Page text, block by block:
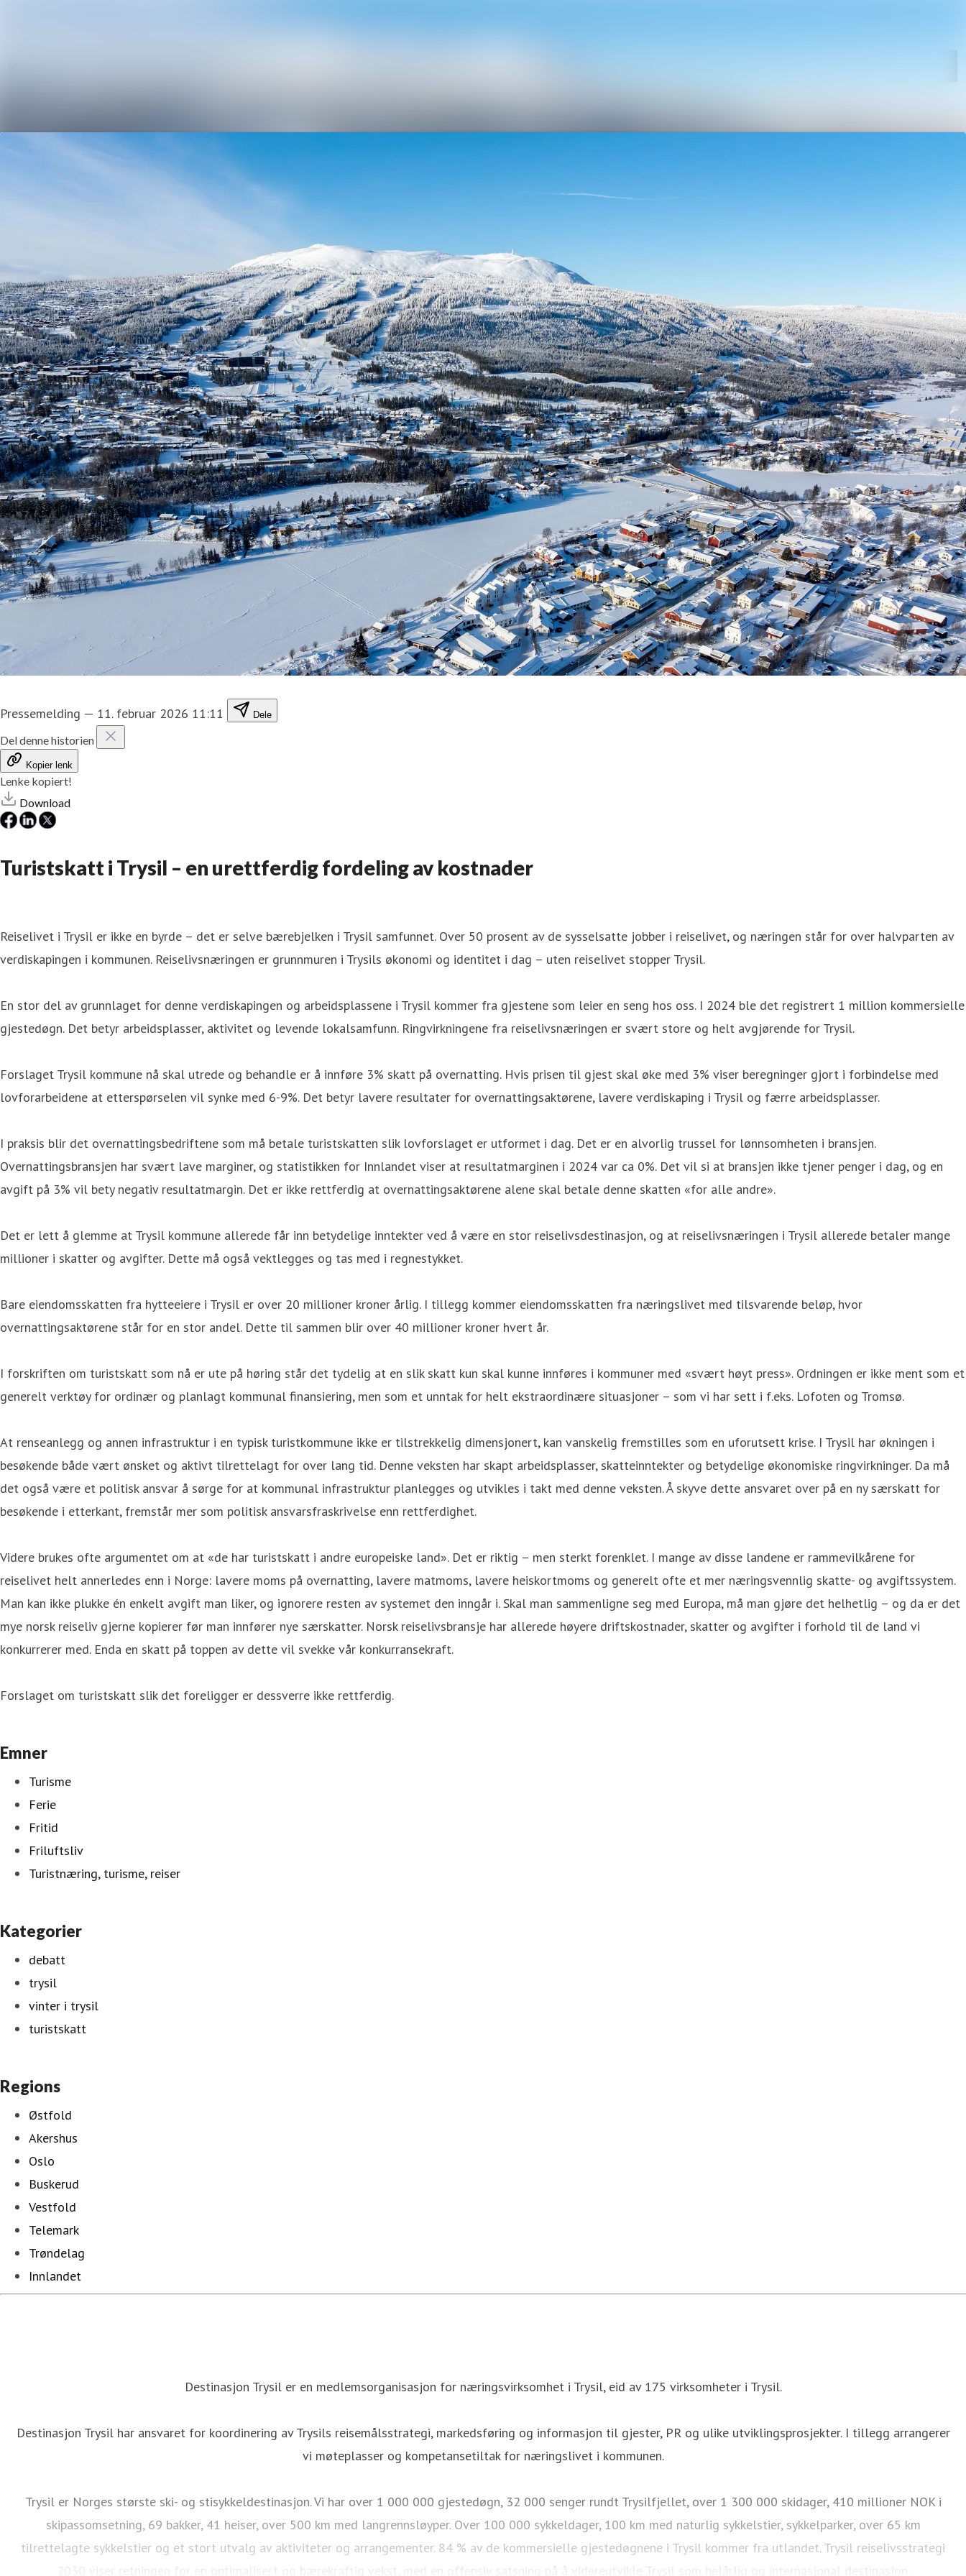
Pressemelding — 11. februar 2026 11:11 Dele
Del denne historien
Kopier lenk
Lenke kopiert!
Download
Turistskatt i Trysil – en urettferdig fordeling av kostnader
Reiselivet i Trysil er ikke en byrde – det er selve bærebjelken i Trysil samfunnet. Over 50 prosent av de sysselsatte jobber i reiselivet, og næringen står for over halvparten av
verdiskapingen i kommunen. Reiselivsnæringen er grunnmuren i Trysils økonomi og identitet i dag – uten reiselivet stopper Trysil.
En stor del av grunnlaget for denne verdiskapingen og arbeidsplassene i Trysil kommer fra gjestene som leier en seng hos oss. I 2024 ble det registrert 1 million kommersielle
gjestedøgn. Det betyr arbeidsplasser, aktivitet og levende lokalsamfunn. Ringvirkningene fra reiselivsnæringen er svært store og helt avgjørende for Trysil.
Forslaget Trysil kommune nå skal utrede og behandle er å innføre 3% skatt på overnatting. Hvis prisen til gjest skal øke med 3% viser beregninger gjort i forbindelse med
lovforarbeidene at etterspørselen vil synke med 6-9%. Det betyr lavere resultater for overnattingsaktørene, lavere verdiskaping i Trysil og færre arbeidsplasser.
I praksis blir det overnattingsbedriftene som må betale turistskatten slik lovforslaget er utformet i dag. Det er en alvorlig trussel for lønnsomheten i bransjen.
Overnattingsbransjen har svært lave marginer, og statistikken for Innlandet viser at resultatmarginen i 2024 var ca 0%. Det vil si at bransjen ikke tjener penger i dag, og en
avgift på 3% vil bety negativ resultatmargin. Det er ikke rettferdig at overnattingsaktørene alene skal betale denne skatten «for alle andre».
Det er lett å glemme at Trysil kommune allerede får inn betydelige inntekter ved å være en stor reiselivsdestinasjon, og at reiselivsnæringen i Trysil allerede betaler mange
millioner i skatter og avgifter. Dette må også vektlegges og tas med i regnestykket.
Bare eiendomsskatten fra hytteeiere i Trysil er over 20 millioner kroner årlig. I tillegg kommer eiendomsskatten fra næringslivet med tilsvarende beløp, hvor
overnattingsaktørene står for en stor andel. Dette til sammen blir over 40 millioner kroner hvert år.
I forskriften om turistskatt som nå er ute på høring står det tydelig at en slik skatt kun skal kunne innføres i kommuner med «svært høyt press». Ordningen er ikke ment som et
generelt verktøy for ordinær og planlagt kommunal finansiering, men som et unntak for helt ekstraordinære situasjoner – som vi har sett i f.eks. Lofoten og Tromsø.
At renseanlegg og annen infrastruktur i en typisk turistkommune ikke er tilstrekkelig dimensjonert, kan vanskelig fremstilles som en uforutsett krise. I Trysil har økningen i
besøkende både vært ønsket og aktivt tilrettelagt for over lang tid. Denne veksten har skapt arbeidsplasser, skatteinntekter og betydelige økonomiske ringvirkninger. Da må
det også være et politisk ansvar å sørge for at kommunal infrastruktur planlegges og utvikles i takt med denne veksten. Å skyve dette ansvaret over på en ny særskatt for
besøkende i etterkant, fremstår mer som politisk ansvarsfraskrivelse enn rettferdighet.
Videre brukes ofte argumentet om at «de har turistskatt i andre europeiske land». Det er riktig – men sterkt forenklet. I mange av disse landene er rammevilkårene for
reiselivet helt annerledes enn i Norge: lavere moms på overnatting, lavere matmoms, lavere heiskortmoms og generelt ofte et mer næringsvennlig skatte- og avgiftssystem.
Man kan ikke plukke én enkelt avgift man liker, og ignorere resten av systemet den inngår i. Skal man sammenligne seg med Europa, må man gjøre det helhetlig – og da er det
mye norsk reiseliv gjerne kopierer før man innfører nye særskatter. Norsk reiselivsbransje har allerede høyere driftskostnader, skatter og avgifter i forhold til de land vi
konkurrerer med. Enda en skatt på toppen av dette vil svekke vår konkurransekraft.
Forslaget om turistskatt slik det foreligger er dessverre ikke rettferdig.
Emner
Turisme
Ferie
Fritid
Friluftsliv
Turistnæring, turisme, reiser
Kategorier
debatt
trysil
vinter i trysil
turistskatt
Regions
Østfold
Akershus
Oslo
Buskerud
Vestfold
Telemark
Trøndelag
Innlandet
Destinasjon Trysil er en medlemsorganisasjon for næringsvirksomhet i Trysil, eid av 175 virksomheter i Trysil.
Destinasjon Trysil har ansvaret for koordinering av Trysils reisemålsstrategi, markedsføring og informasjon til gjester, PR og ulike utviklingsprosjekter. I tillegg arrangerer
vi møteplasser og kompetansetiltak for næringslivet i kommunen.
Trysil er Norges største ski- og stisykkeldestinasjon. Vi har over 1 000 000 gjestedøgn, 32 000 senger rundt Trysilfjellet, over 1 300 000 skidager, 410 millioner NOK i
skipassomsetning, 69 bakker, 41 heiser, over 500 km med langrennsløyper. Over 100 000 sykkeldager, 100 km med naturlig sykkelstier, sykkelparker, over 65 km
tilrettelagte sykkelstier og et stort utvalg av aktiviteter og arrangementer. 84 % av de kommersielle gjestedøgnene i Trysil kommer fra utlandet. Trysil reiselivsstrategi
2030 viser retningen for en optimalisert og bærekraftig vekst, med en offensiv satsning på å videreutvikle Trysil som helårlig og internasjonal destinasjon.